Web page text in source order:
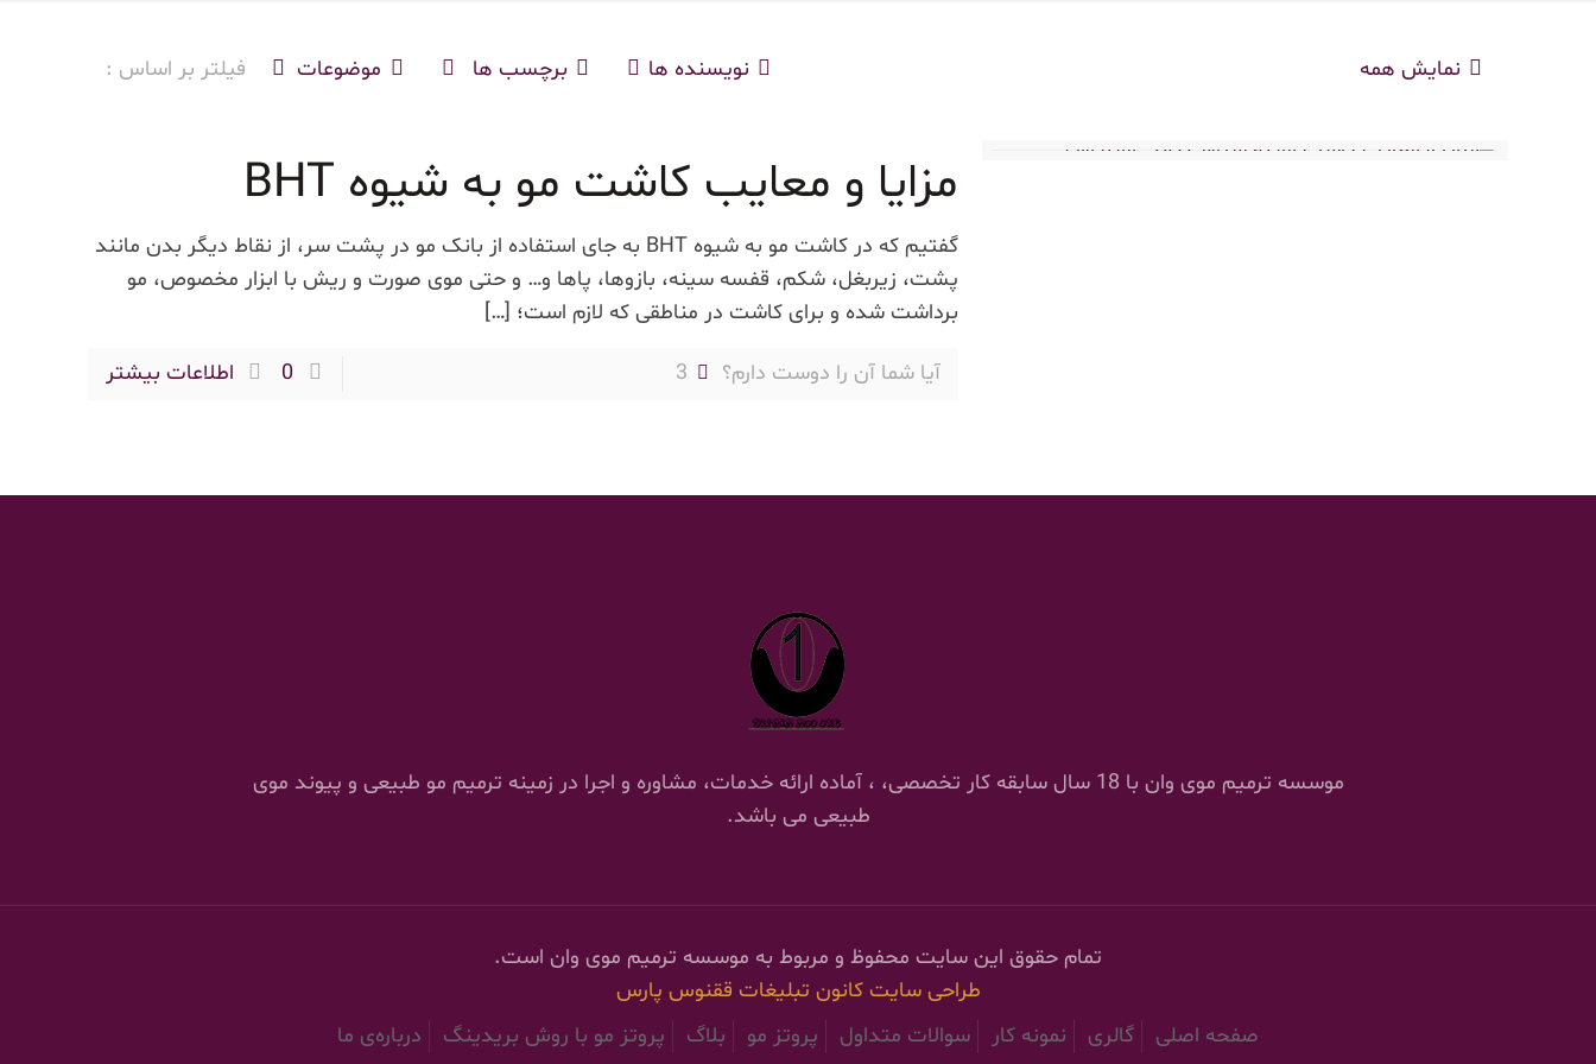
فیلتر بر اساس : موضوعات برچسب ها نویسنده ها نمایش همه
مزایا و معایب کاشت مو به شیوه BHT
گفتیم که در کاشت مو به شیوه BHT به جای استفاده از بانک مو در پشت سر، از نقاط دیگر بدن مانند
پشت، زیربغل، شکم، قفسه سینه، بازوها، پاها و… و حتی موی صورت و ریش با ابزار مخصوص، مو
برداشت شده و برای کاشت در مناطقی که لازم است؛ […]
آیا شما آن را دوست دارم؟ 3
0 اطلاعات بیشتر
موسسه ترمیم موی وان با 18 سال سابقه کار تخصصی، ، آماده ارائه خدمات، مشاوره و اجرا در زمینه ترمیم مو طبیعی و پیوند موی
طبیعی می باشد.
تمام حقوق این سایت محفوظ و مربوط به موسسه ترمیم موی وان است.
طراحی سایت کانون تبلیغات ققنوس پارس
صفحه اصلی
گالری نمونه کار سوالات متداول پروتز مو بلاگ پروتز مو با روش بریدینگ درباره‌ی ما